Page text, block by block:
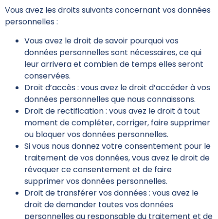
Vous avez les droits suivants concernant vos données
personnelles :
Vous avez le droit de savoir pourquoi vos
données personnelles sont nécessaires, ce qui
leur arrivera et combien de temps elles seront
conservées.
Droit d’accès : vous avez le droit d’accéder à vos
données personnelles que nous connaissons.
Droit de rectification : vous avez le droit à tout
moment de compléter, corriger, faire supprimer
ou bloquer vos données personnelles.
Si vous nous donnez votre consentement pour le
traitement de vos données, vous avez le droit de
révoquer ce consentement et de faire
supprimer vos données personnelles.
Droit de transférer vos données : vous avez le
droit de demander toutes vos données
personnelles au responsable du traitement et de